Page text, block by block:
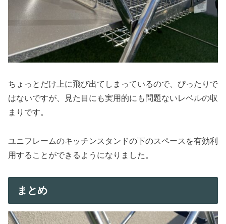
ちょっとだけ上に飛び出てしまっているので、ぴったりで
はないですが、見た目にも実用的にも問題ないレベルの収
まりです。
ユニフレームのキッチンスタンドの下のスペースを有効利
用することができるようになりました。
まとめ